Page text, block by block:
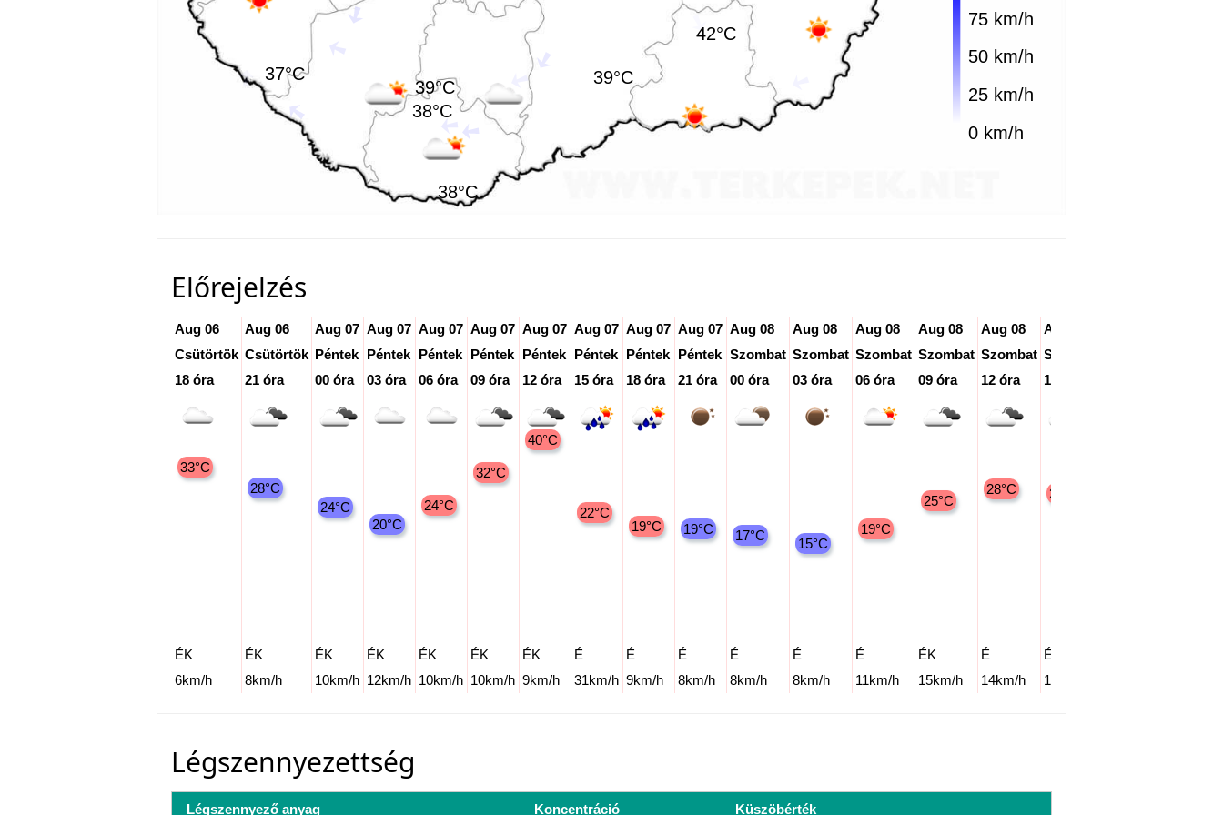
37°C 39°C
38°C
38°C
42°C
39°C
75 km/h
50 km/h
25 km/h
0 km/h
Előrejelzés
Aug 06
Csütörtök
18 óra
33°C
ÉK
6km/h
Aug 06
Csütörtök
21 óra
28°C
ÉK
8km/h
Aug 07
Péntek
00 óra
24°C
ÉK
10km/h
Aug 07
Péntek
03 óra
20°C
ÉK
12km/h
Aug 07
Péntek
06 óra
24°C
ÉK
10km/h
Aug 07
Péntek
09 óra
32°C
ÉK
10km/h
Aug 07
Péntek
12 óra
40°C
ÉK
9km/h
Aug 07
Péntek
15 óra
22°C
É
31km/h
Aug 07
Péntek
18 óra
19°C
É
9km/h
Aug 07
Péntek
21 óra
19°C
É
8km/h
Aug 08
Szombat
00 óra
17°C
É
8km/h
Aug 08
Szombat
03 óra
15°C
É
8km/h
Aug 08
Szombat
06 óra
19°C
É
11km/h
Aug 08
Szombat
09 óra
25°C
ÉK
15km/h
Aug 08
Szombat
12 óra
28°C
É
14km/h
Aug 08
Szombat
15 óra
27°C
ÉK
18km/h
Légszennyezettség
Légszennyező anyag Koncentráció
Küszöbérték